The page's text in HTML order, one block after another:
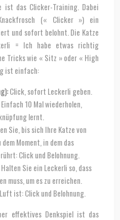
ist das Clicker-Training. Dabei
(« Clicker ») ein
und sofort belohnt. Die Katze
= Ich habe etwas richtig
Tricks wie « Sitz » oder « High
ist einfach:
Click, sofort Leckerli geben.
10 Mal wiederholen,
lernt.
Sie, bis sich Ihre Katze von
Moment, in dem das
Click und Belohnung.
Halten Sie ein Leckerli so, dass
muss, um es zu erreichen.
ist: Click und Belohnung.
effektives Denkspiel ist das